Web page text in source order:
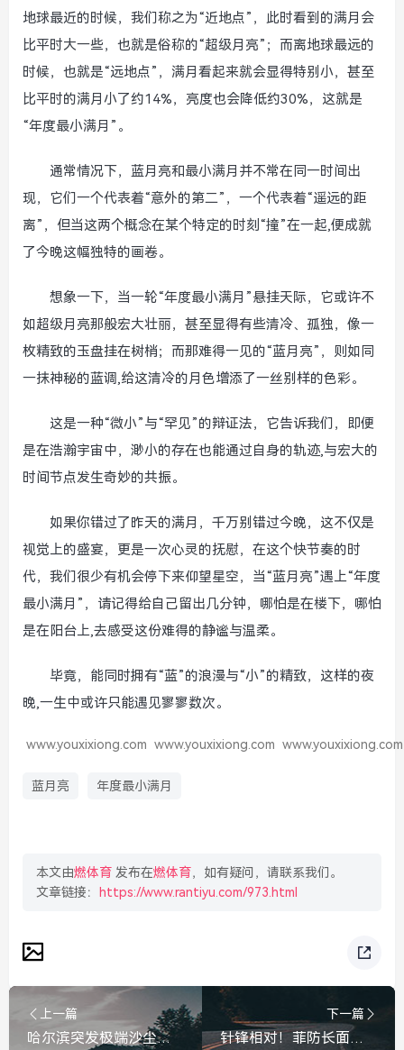
地球最近的时候，我们称之为“近地点”，此时看到的满月会
比平时大一些，也就是俗称的“超级月亮”；而离地球最远的
时候，也就是“远地点”，满月看起来就会显得特别小，甚至
比平时的满月小了约14%，亮度也会降低约30%，这就是
“年度最小满月”。
通常情况下，蓝月亮和最小满月并不常在同一时间出
现，它们一个代表着“意外的第二”，一个代表着“遥远的距
离”，但当这两个概念在某个特定的时刻“撞”在一起,便成就
了今晚这幅独特的画卷。
想象一下，当一轮“年度最小满月”悬挂天际，它或许不
如超级月亮那般宏大壮丽，甚至显得有些清冷、孤独，像一
枚精致的玉盘挂在树梢；而那难得一见的“蓝月亮”，则如同
一抹神秘的蓝调,给这清冷的月色增添了一丝别样的色彩。
这是一种“微小”与“罕见”的辩证法，它告诉我们，即便
是在浩瀚宇宙中，渺小的存在也能通过自身的轨迹,与宏大的
时间节点发生奇妙的共振。
如果你错过了昨天的满月，千万别错过今晚，这不仅是
视觉上的盛宴，更是一次心灵的抚慰，在这个快节奏的时
代，我们很少有机会停下来仰望星空，当“蓝月亮”遇上“年度
最小满月”，请记得给自己留出几分钟，哪怕是在楼下，哪怕
是在阳台上,去感受这份难得的静谧与温柔。
毕竟，能同时拥有“蓝”的浪漫与“小”的精致，这样的夜
晚,一生中或许只能遇见寥寥数次。
www.youxixiong.com www.youxixiong.com www.youxixiong.com
蓝月亮 年度最小满月
本文由燃体育 发布在燃体育，如有疑问，请联系我们。
文章链接：
https://www.rantiyu.com/973.html
上一篇
哈尔滨突发极端沙尘暴，如黑墙般袭来，2分钟内吞没整栋居民楼，哈尔滨突发极端沙尘暴，如黑墙般袭来2分钟吞没整栋居民楼
下一篇
针锋相对！菲防长面对中方犀利质问陷入语无伦次，外交交锋尽显疲态，菲防长面对中方质问语无伦次，外交交锋尽显疲态